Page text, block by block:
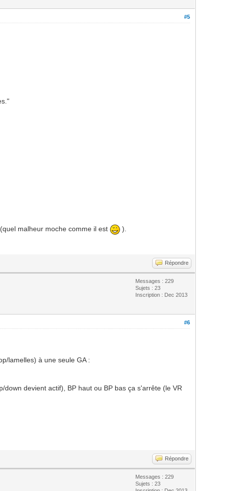
#5
malheur moche comme il est
).
Répondre
Messages : 229
Sujets : 23
Inscription : Dec 2013
#6
lamelles) à une seule GA :
devient actif), BP haut ou BP bas ça s'arrête (le VR
Répondre
Messages : 229
Sujets : 23